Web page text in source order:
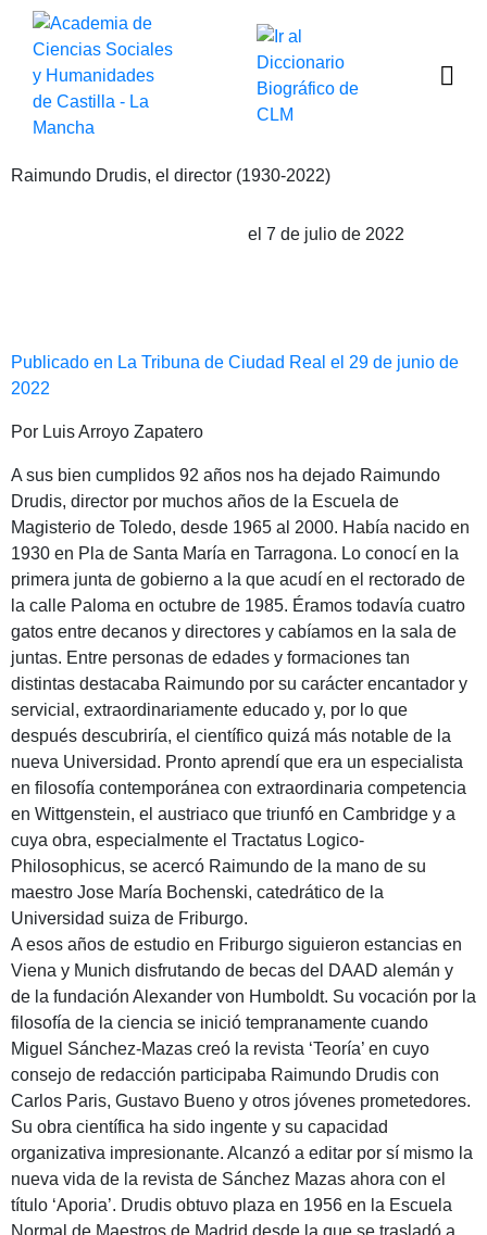
Raimundo Drudis, el director (1930-2022)
el 7 de julio de 2022
Publicado en La Tribuna de Ciudad Real el 29 de junio de
2022
Por Luis Arroyo Zapatero
A sus bien cumplidos 92 años nos ha dejado Raimundo
Drudis, director por muchos años de la Escuela de
Magisterio de Toledo, desde 1965 al 2000. Había nacido en
1930 en Pla de Santa María en Tarragona. Lo conocí en la
primera junta de gobierno a la que acudí en el rectorado de
la calle Paloma en octubre de 1985. Éramos todavía cuatro
gatos entre decanos y directores y cabíamos en la sala de
juntas. Entre personas de edades y formaciones tan
distintas destacaba Raimundo por su carácter encantador y
servicial, extraordinariamente educado y, por lo que
después descubriría, el científico quizá más notable de la
nueva Universidad. Pronto aprendí que era un especialista
en filosofía contemporánea con extraordinaria competencia
en Wittgenstein, el austriaco que triunfó en Cambridge y a
cuya obra, especialmente el Tractatus Logico-
Philosophicus, se acercó Raimundo de la mano de su
maestro Jose María Bochenski, catedrático de la
Universidad suiza de Friburgo.
A esos años de estudio en Friburgo siguieron estancias en
Viena y Munich disfrutando de becas del DAAD alemán y
de la fundación Alexander von Humboldt. Su vocación por la
filosofía de la ciencia se inició tempranamente cuando
Miguel Sánchez-Mazas creó la revista ‘Teoría’ en cuyo
consejo de redacción participaba Raimundo Drudis con
Carlos Paris, Gustavo Bueno y otros jóvenes prometedores.
Su obra científica ha sido ingente y su capacidad
organizativa impresionante. Alcanzó a editar por sí mismo la
nueva vida de la revista de Sánchez Mazas ahora con el
título ‘Aporia’. Drudis obtuvo plaza en 1956 en la Escuela
Normal de Maestros de Madrid desde la que se trasladó a